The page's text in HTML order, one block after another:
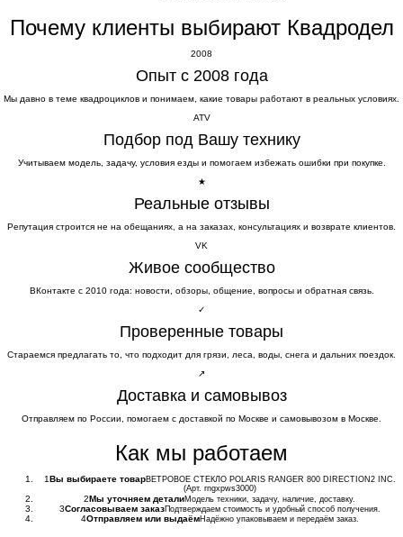
Почему клиенты выбирают Квадродел
2008
Опыт с 2008 года
Мы давно в теме квадроциклов и понимаем, какие товары работают в реальных условиях.
ATV
Подбор под Вашу технику
Учитываем модель, задачу, условия езды и помогаем избежать ошибки при покупке.
★
Реальные отзывы
Репутация строится не на обещаниях, а на заказах, консультациях и возврате клиентов.
VK
Живое сообщество
ВКонтакте с 2010 года: новости, обзоры, общение, вопросы и обратная связь.
✓
Проверенные товары
Стараемся предлагать то, что подходит для грязи, леса, воды, снега и дальних поездок.
↗
Доставка и самовывоз
Отправляем по России, помогаем с доставкой по Москве и самовывозом в Москве.
Как мы работаем
1 Вы выбираете товарВЕТРОВОЕ СТЕКЛО POLARIS RANGER 800 DIRECTION2 INC.
(Арт. rngxpws3000)
2 Мы уточняем деталиМодель техники, задачу, наличие, доставку.
3Согласовываем заказПодтверждаем стоимость и удобный способ получения.
4Отправляем или выдаёмНадёжно упаковываем и передаём заказ.